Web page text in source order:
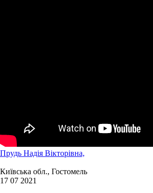
Прудь Надія Вікторівна,
Київська обл., Гостомель
17 07 2021